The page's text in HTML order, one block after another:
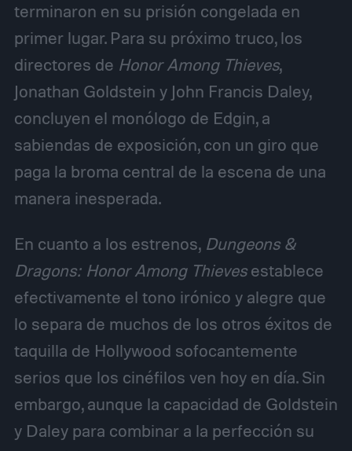
terminaron en su prisión congelada en
primer lugar. Para su próximo truco, los
directores de Honor Among Thieves,
Jonathan Goldstein y John Francis Daley,
concluyen el monólogo de Edgin, a
sabiendas de exposición, con un giro que
paga la broma central de la escena de una
manera inesperada.
En cuanto a los estrenos, Dungeons &
Dragons: Honor Among Thievesestablece
efectivamente el tono irónico y alegre que
lo separa de muchos de los otros éxitos de
taquilla de Hollywood sofocantemente
serios que los cinéfilos ven hoy en día. Sin
embargo, aunque la capacidad de Goldstein
y Daley para combinar a la perfección su